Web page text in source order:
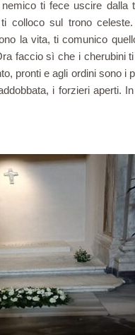
ti fece uscire dalla
colloco sul trono
la vita, ti comunico
faccio sì che i cherubini
pronti e agli ordini sono i
i forzieri aperti.